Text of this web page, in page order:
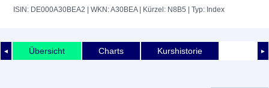
ISIN: DE000A30BEA2 | WKN: A30BEA| Kürzel: N8B5 | Typ: Index
◄ ►
Übersicht Charts Kurshistorie